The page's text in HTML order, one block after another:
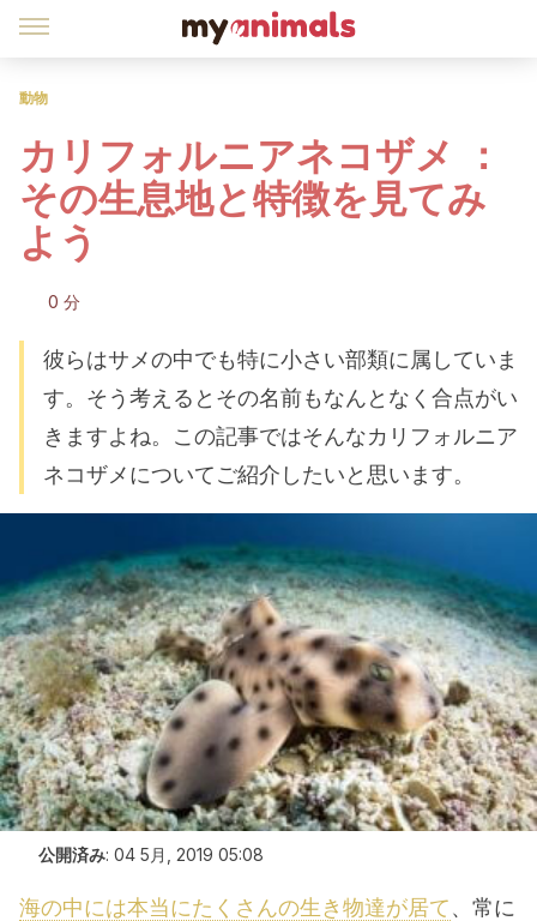
動物
カリフォルニアネコザメ ：
その生息地と特徴を見てみ
よう
0 分
彼らはサメの中でも特に小さい部類に属していま
す。そう考えるとその名前もなんとなく合点がい
きますよね。この記事ではそんなカリフォルニア
ネコザメについてご紹介したいと思います。
公開済み: 04 5月, 2019 05:08
海の中には本当にたくさんの生き物達が居て、常に